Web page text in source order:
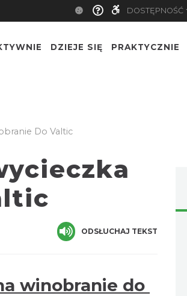
DOSTĘPNOŚĆ
DZIEJE SIĘ PRAKTYCZNIE
Do Valtic
ODSŁUCHAJ TEKST
winobranie do